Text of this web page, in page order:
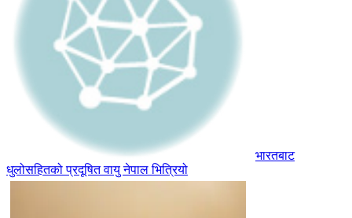
भारतबाट
धुलोसहितको प्रदूषित वायु नेपाल भित्रियो